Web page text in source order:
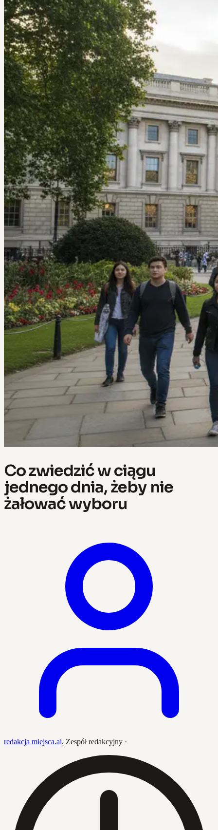
Co zwiedzić w ciągu
jednego dnia, żeby nie
żałować wyboru
redakcja miejsca.ai, Zespół redakcyjny ·